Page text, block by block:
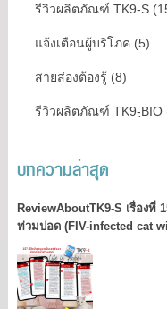
รีวิวผลิตภัณฑ์ TK9-S
แจ้งเตือนผู้บริโภค (5)
สายส่องต้องรู้ (8)
รีวิวผลิตภัณฑ์ TK9-ฺBIO
บทความล่าสุด
ReviewAboutTK9-S เรื่องที่
ท่วมปอด (FIV-infected cat